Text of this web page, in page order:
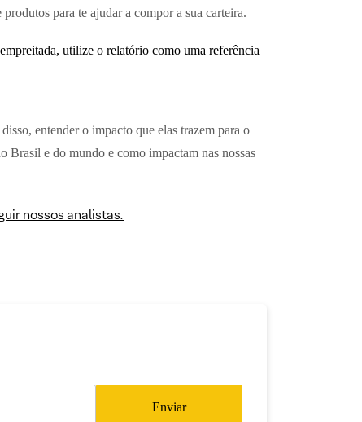
para te ajudar a compor a sua carteira.
utilize o relatório como uma referência
entender o impacto que elas trazem para o
Brasil e do mundo e como impactam nas nossas
nossos analistas.
Enviar